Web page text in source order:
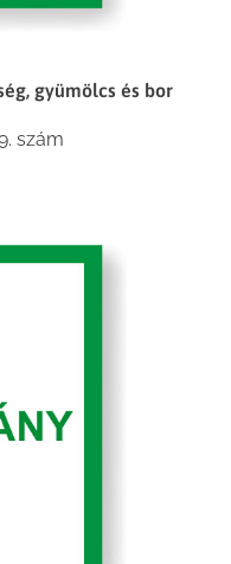
gyümölcs és bor
szám